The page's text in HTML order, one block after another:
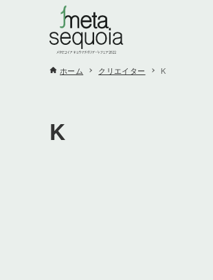
ホーム クリエイター K
K